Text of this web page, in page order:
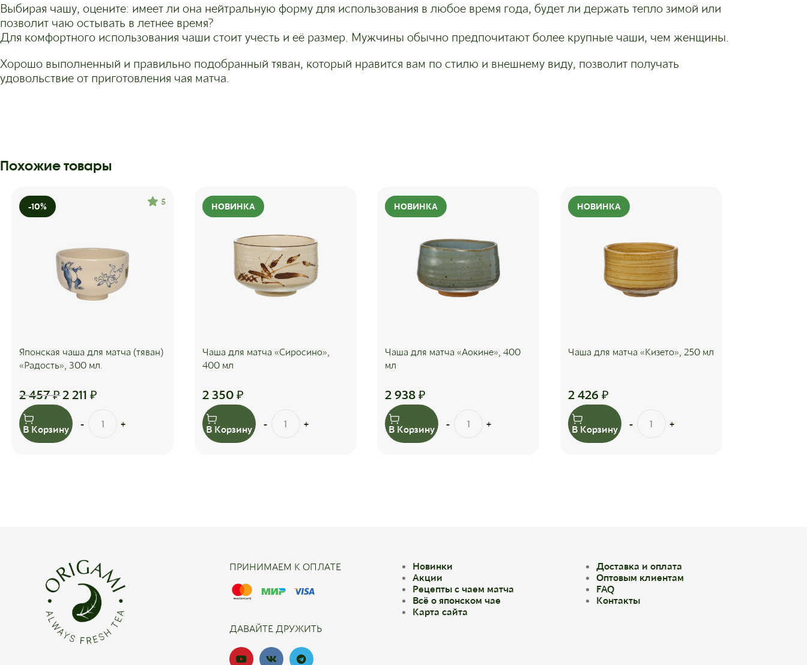
Выбирая чашу, оцените: имеет ли она нейтральную форму для использования в любое время года, будет ли держать тепло зимой или
позволит чаю остывать в летнее время?
Для комфортного использования чаши стоит учесть и её размер. Мужчины обычно предпочитают более крупные чаши, чем женщины.
Хорошо выполненный и правильно подобранный тяван, который нравится вам по стилю и внешнему виду, позволит получать
удовольствие от приготовления чая матча.
Похожие товары
-10% 5
Японская чаша для матча (тяван)
«Радость», 300 мл.
2 457₽ 2 211₽
В Корзину
НОВИНКА
Чаша для матча «Сиросино»,
400 мл
2 350 ₽
В Корзину
НОВИНКА
Чаша для матча «Аокине», 400
мл
2 938₽
В Корзину
НОВИНКА
Чаша для матча «Кизето», 250 мл
2 426 ₽
В Корзину
ПРИНИМАЕМ К ОПЛАТЕ
ДАВАЙТЕ ДРУЖИТЬ
Новинки
Акции
Рецепты с чаем матча
Всё о японском чае
Карта сайта
Доставка и оплата
Оптовым клиентам
FAQ
Контакты